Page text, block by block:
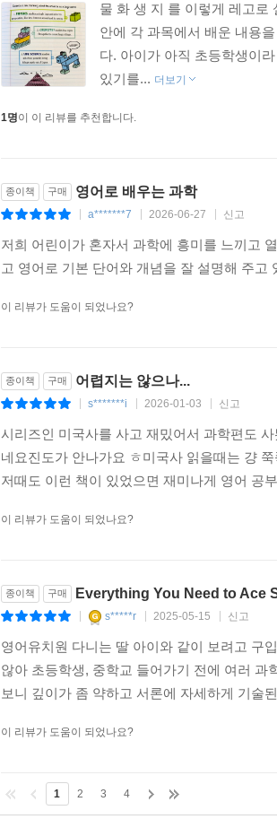
물 화 생 지 를 이렇게 레고로
안에 각 과목에서 배운 내용
다. 아이가 아직 초등학생이
있기를... 더보기
1명이 이 리뷰를 추천합니다.
종이책 구매 영어로 배우는 과학
a*******7 2026-06-27 신고
저희 어린이가 혼자서 과학에 흥미를 느끼고
고 영어로 기본 단어와 개념을 잘 설명해 주
이 리뷰가 도움이 되었나요?
종이책 구매 어렵지는 않으나...
s*******i 2026-01-03 신고
시리즈인 미국사를 사고 재밌어서 과학편도
네요진도가 안나가요 ㅎ미국사 읽을때는 걍
저때도 이런 책이 있었으면 재미나게 영어 공
이 리뷰가 도움이 되었나요?
종이책 구매 Everything You Need to Ace
s*****r 2025-05-15 신고
영어유치원 다니는 딸 아이와 같이 보려고 구
않아 초등학생, 중학교 들어가기 전에 여러
보니 깊이가 좀 약하고 서론에 자세하게 기술
이 리뷰가 도움이 되었나요?
1 2 3 4